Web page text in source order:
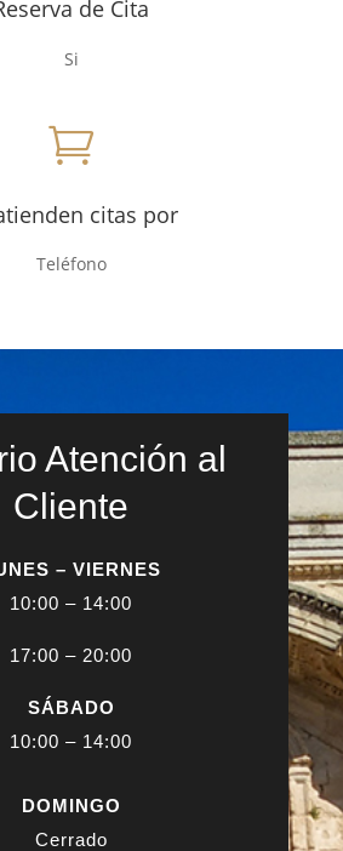
de Cita
Si

citas por
Teléfono
Atención al
Cliente
– VIERNES
10:00 – 14:00
17:00 – 20:00
SÁBADO
10:00 – 14:00
DOMINGO
Cerrado